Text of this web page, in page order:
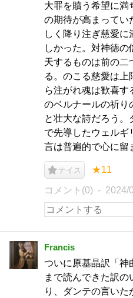
大罪を贖う希望に満
の期待が高まってい
しく降り注ぎ慈愛
しかった。対神徳
天するものは前の二
る。のこる慈愛は
ら注がれ魂は歓喜
のベルナールの祈り
と壮大な詩だろう。
で先導したウェルギ
言は普遍的で心に留
ナイス ★11
コメント(0) 2024/
Francis
ついに原基晶訳「神
まで読んできた訳
り、ダンテの言い